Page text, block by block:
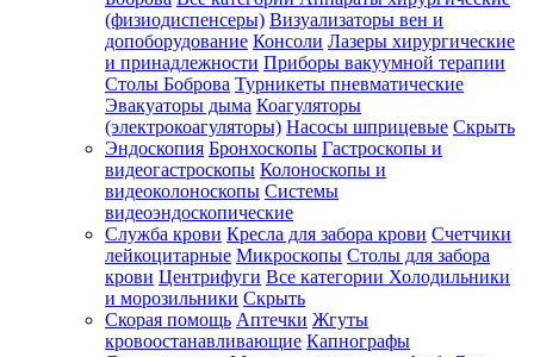
(физиодиспенсеры) Визуализаторы вен и
допоборудование Консоли Лазеры хирургические
и принадлежности Приборы вакуумной терапии
Столы Боброва Турникеты пневматические
Эвакуаторы дыма Коагуляторы
(электрокоагуляторы) Насосы шприцевые Скрыть
Эндоскопия Бронхоскопы Гастроскопы и
видеогастроскопы Колоноскопы и
видеоколоноскопы Системы
видеоэндоскопические
Служба крови Кресла для забора крови Счетчики
лейкоцитарные Микроскопы Столы для забора
крови Центрифуги Все категории Холодильники
и морозильники Скрыть
Скорая помощь Аптечки Жгуты
кровоостанавливающие Капнографы